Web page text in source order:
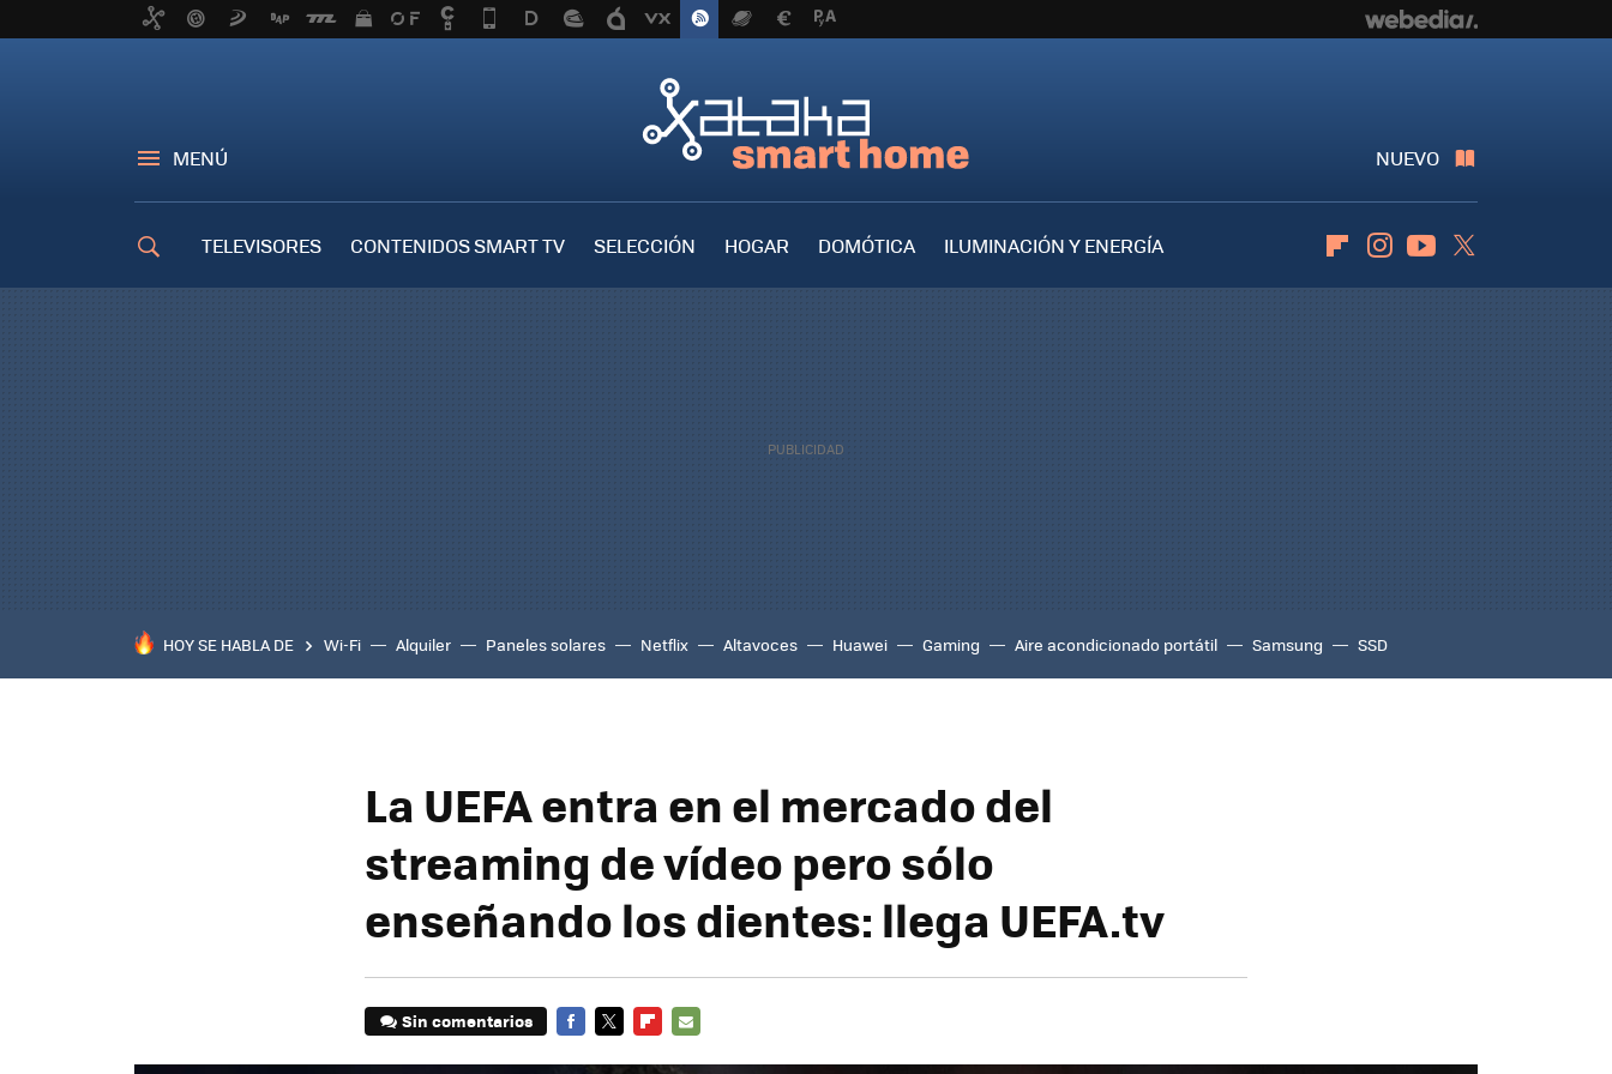
MENÚ NUEVO
TELEVISORES CONTENIDOS SMART TV SELECCIÓN HOGAR DOMÓTICA
ILUMINACIÓN Y ENERGÍA
FlipboardInstagramYoutube
HOY SE HABLA DE Wi-Fi Alquiler Paneles solares Netflix Altavoces Huawei Gaming Aire acondicionado portátil Samsung SSD
La UEFA entra en el mercado del
streaming de vídeo pero sólo
enseñando los dientes: llega UEFA.tv
Sin comentarios